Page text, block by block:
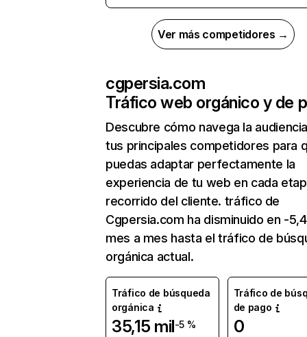
Ver más competidores →
cgpersia.com
Tráfico web orgánico y de
Descubre cómo navega la
tus principales competidores para
puedas adaptar perfectamente la
experiencia de tu web en cada
recorrido del cliente. tráfico de
Cgpersia.com ha disminuido en -
mes a mes hasta el tráfico de
orgánica actual.
Tráfico de búsqueda
orgánica
35,15 mil-5 %
Tráfico de
de pago
0